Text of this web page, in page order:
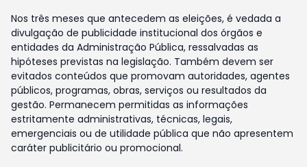
Nos três meses que antecedem as eleições, é vedada a
divulgação de publicidade institucional dos órgãos e
entidades da Administração Pública, ressalvadas as
hipóteses previstas na legislação. Também devem ser
evitados conteúdos que promovam autoridades, agentes
públicos, programas, obras, serviços ou resultados da
gestão. Permanecem permitidas as informações
estritamente administrativas, técnicas, legais,
emergenciais ou de utilidade pública que não apresentem
caráter publicitário ou promocional.